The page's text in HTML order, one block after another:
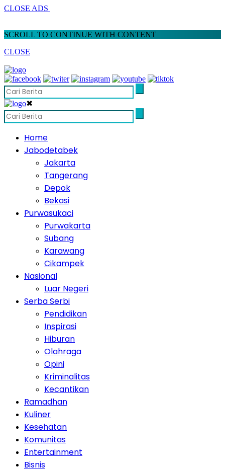
CLOSE ADS
SCROLL TO CONTINUE WITH CONTENT
CLOSE
✖
Home
Jabodetabek
Jakarta
Tangerang
Depok
Bekasi
Purwasukaci
Purwakarta
Subang
Karawang
Cikampek
Nasional
Luar Negeri
Serba Serbi
Pendidikan
Inspirasi
Hiburan
Olahraga
Opini
Kriminalitas
Kecantikan
Ramadhan
Kuliner
Kesehatan
Komunitas
Entertainment
Bisnis